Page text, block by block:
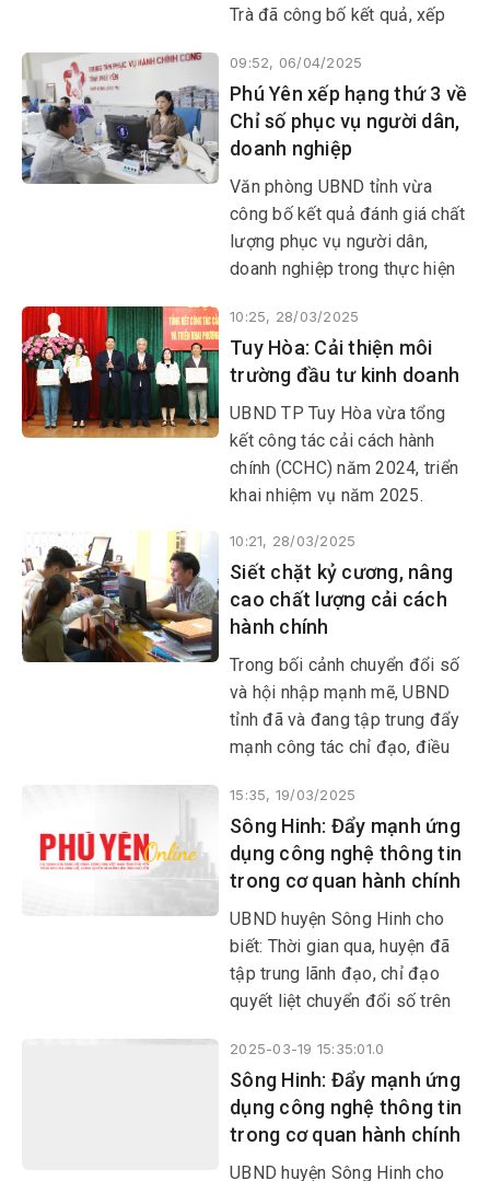
Trà đã công bố kết quả, xếp
chính (PAR Index) và Chỉ số
hài lòng của người dân đối với
sự phục vụ của cơ quan hành
chính nhà nước (SIPAS) năm
2024 của các tỉnh, thành phố
trực thuộc Trung ương.
09:52, 06/04/2025
Phú Yên xếp hạng thứ 3 về
Chỉ số phục vụ người dân,
doanh nghiệp
Văn phòng UBND tỉnh vừa
công bố kết quả đánh giá chất
lượng phục vụ người dân,
doanh nghiệp trong thực hiện
công theo thời gian thực trên
môi trường điện tử của các
sở, ban ngành và UBND các
huyện, thị xã, thành phố quý
1/2025.
10:25, 28/03/2025
Tuy Hòa: Cải thiện môi
trường đầu tư kinh doanh
UBND TP Tuy Hòa vừa tổng
kết công tác cải cách hành
chính (CCHC) năm 2024, triển
khai nhiệm vụ năm 2025.
10:21, 28/03/2025
Siết chặt kỷ cương, nâng
cao chất lượng cải cách
hành chính
Trong bối cảnh chuyển đổi số
và hội nhập mạnh mẽ, UBND
tỉnh đã và đang tập trung đẩy
mạnh công tác chỉ đạo, điều
cải cách hành chính, hướng tới
nền hành chính công minh
bạch, hiệu quả và phục vụ tốt
hơn nhu cầu của người dân,
doanh nghiệp.
15:35, 19/03/2025
Sông Hinh: Đẩy mạnh ứng
dụng công nghệ thông tin
trong cơ quan hành chính
UBND huyện Sông Hinh cho
biết: Thời gian qua, huyện đã
tập trung lãnh đạo, chỉ đạo
quyết liệt chuyển đổi số trên
kinh tế số và xã hội số. Đến
nay, việc ứng dụng CNTT
trong hoạt động của cơ quan
hành chính nhà nước đã đi vào
nền nếp, ổn định, chất lượng
2025-03-19 15:35:01.0
Sông Hinh: Đẩy mạnh ứng
dụng công nghệ thông tin
trong cơ quan hành chính
UBND huyện Sông Hinh cho